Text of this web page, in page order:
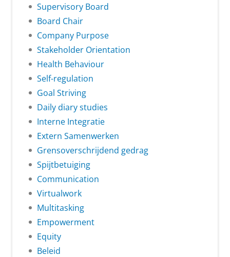
Supervisory Board
Board Chair
Company Purpose
Stakeholder Orientation
Health Behaviour
Self-regulation
Goal Striving
Daily diary studies
Interne Integratie
Extern Samenwerken
Grensoverschrijdend gedrag
Spijtbetuiging
Communication
Virtualwork
Multitasking
Empowerment
Equity
Beleid